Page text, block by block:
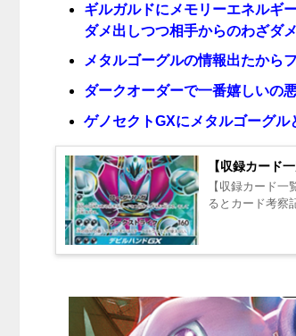
ギルガルドにメモリーエネルギ
ダメ出しつつ相手からのわざダ
メタルゴーグルの情報出たから
ダークオーダーで一番嬉しいの
ゲノセクトGXにメタルゴーグル
【収録カード
【収録カード
るとカー